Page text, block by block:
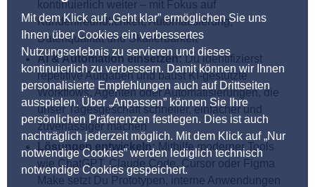
Mit dem Klick auf „Geht klar” ermöglichen Sie uns
Ihnen über Cookies ein verbessertes
Nutzungserlebnis zu servieren und dieses
kontinuierlich zu verbessern. Damit können wir Ihnen
personalisierte Empfehlungen auch auf Drittseiten
ausspielen. Über „Anpassen” können Sie Ihre
persönlichen Präferenzen festlegen. Dies ist auch
nachträglich jederzeit möglich. Mit dem Klick auf „Nur
notwendige Cookies” werden lediglich technisch
notwendige Cookies gespeichert.
kontinuierlich weiter – mit Fokus auf
Kundenfreundlichkeit, Automatisierung,
Datenqualität und Skalierbarkeit
AI & Automation einsetzen:Du identifizierst
repetitive Aufgaben und baust KI-gestützte
Workflows, Agenten oder Automatisierungen, die
unser Tagesgeschäft schneller, einfacher und
zuverlässiger machen
Lösungen entwickeln: Mithilfe moderner Tools
wie ChatGPT, Claude Code, Cursor oder Figma
Make setzt Du Prototypen, interne Anwendungen